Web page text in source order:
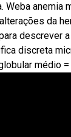
da
descrever
discreta
médio =